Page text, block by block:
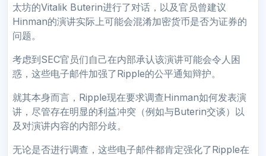
太坊的Vitalik Buterin进行了对话，以及官员曾建议
Hinman的演讲实际上可能会混淆加密货币是否为证券的
问题。
考虑到SEC官员们自己在内部承认该演讲可能会令人困
惑，这些电子邮件加强了Ripple的公平通知辩护。
就其本身而言，Ripple现在要求调查Hinman如何发表演
讲，尽管存在明显的利益冲突（例如与Buterin交谈）以
及对演讲内容的内部分歧。
无论是否进行调查，这些电子邮件都肯定强化了Ripple在